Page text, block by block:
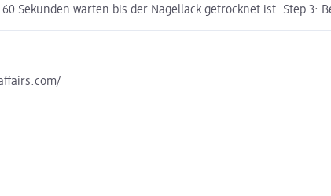
Sekunden warten bis der Nagellack getrocknet ist. Step 3: